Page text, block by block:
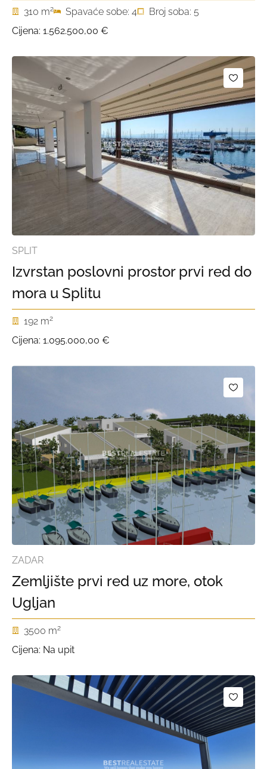
310 m2 Spavaće sobe: 4
Broj soba: 5
Cijena: 1.562.500,00 €
SPLIT
Izvrstan poslovni prostor prvi red do
mora u Splitu
192 m2
Cijena: 1.095.000,00 €
ZADAR
Zemljište prvi red uz more, otok
Ugljan
3500 m2
Cijena: Na upit